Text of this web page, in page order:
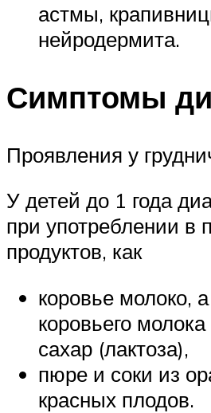
астмы,
нейродермита.
Симптомы
Проявления у
У детей до 1 года
при употреблении в
продуктов, как
коровье молоко,
коровьего
сахар (лактоза),
пюре и соки из
красных плодов.